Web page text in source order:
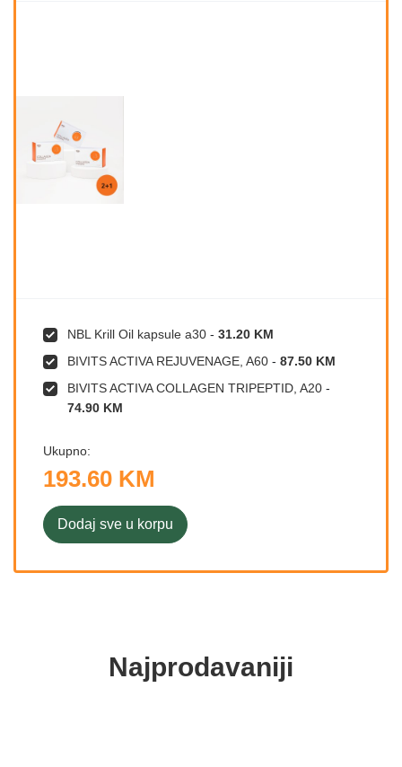
NBL Krill Oil kapsule a30 - 31.20 KM
BIVITS ACTIVA REJUVENAGE, A60 - 87.50 KM
BIVITS ACTIVA COLLAGEN TRIPEPTID, A20 -
74.90 KM
Ukupno:
193.60 KM
Dodaj sve u korpu
Najprodavaniji